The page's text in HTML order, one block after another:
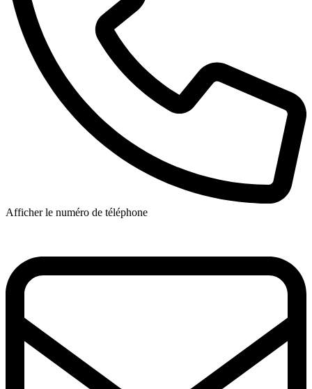
Afficher le numéro de téléphone